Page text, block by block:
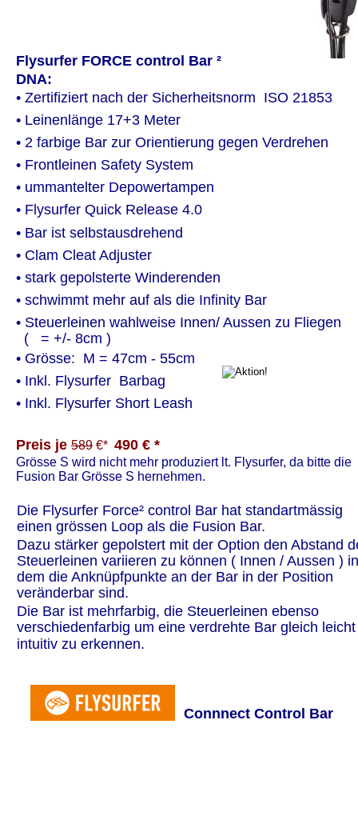
Die Flysurfer Force² control Bar hat standartmässig
einen grössen Loop als die Fusion Bar.
Dazu stärker gepolstert mit der Option den Abstand
Steuerleinen variieren zu können ( Innen / Aussen )
dem die Anknüpfpunkte an der Bar in der Position
veränderbar sind.
Die Bar ist mehrfarbig, die Steuerleinen ebenso
verschiedenfarbig um eine verdrehte Bar gleich
intuitiv zu erkennen.
Flysurfer FORCE control Bar ²
DNA:
• Zertifiziert nach der Sicherheitsnorm  ISO 21853
• Leinenlänge 17+3 Meter
• 2 farbige Bar zur Orientierung gegen Verdrehen
• Frontleinen Safety System
• ummantelter Depowertampen
• Flysurfer Quick Release 4.0
• Bar ist selbstausdrehend
• Clam Cleat Adjuster
• stark gepolsterte Winderenden
• schwimmt mehr auf als die Infinity Bar
• Steuerleinen wahlweise Innen/ Aussen zu Fliegen
  (   = +/- 8cm )
• Grösse:  M = 47cm - 55cm
• Inkl. Flysurfer  Barbag
• Inkl. Flysurfer Short Leash
Preis je 589 €* 490 € *
Grösse S wird nicht mehr produziert lt. Flysurfer, da bitte die
Fusion Bar Grösse S hernehmen.
Connnect Control Bar